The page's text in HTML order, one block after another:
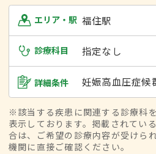
エリア・駅 福住駅
診療科目 指定なし
詳細条件 妊娠高血圧症候
※該当する疾患に関連する診療科
表示しております。掲載されてい
合は、ご希望の診療内容が受けら
機関に直接ご確認ください。